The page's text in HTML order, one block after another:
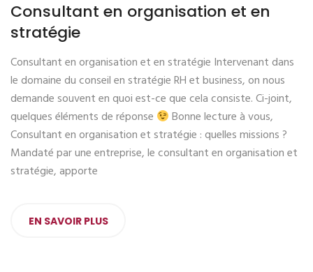
Consultant en organisation et en
stratégie
Consultant en organisation et en stratégie Intervenant dans
le domaine du conseil en stratégie RH et business, on nous
demande souvent en quoi est-ce que cela consiste. Ci-joint,
quelques éléments de réponse
Bonne lecture à vous,
Consultant en organisation et stratégie : quelles missions ?
Mandaté par une entreprise, le consultant en organisation et
stratégie, apporte
EN SAVOIR PLUS